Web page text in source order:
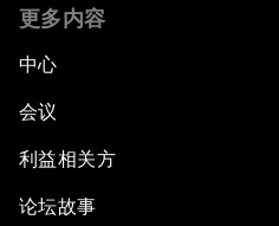
更多内容
中心
会议
利益相关方
论坛故事